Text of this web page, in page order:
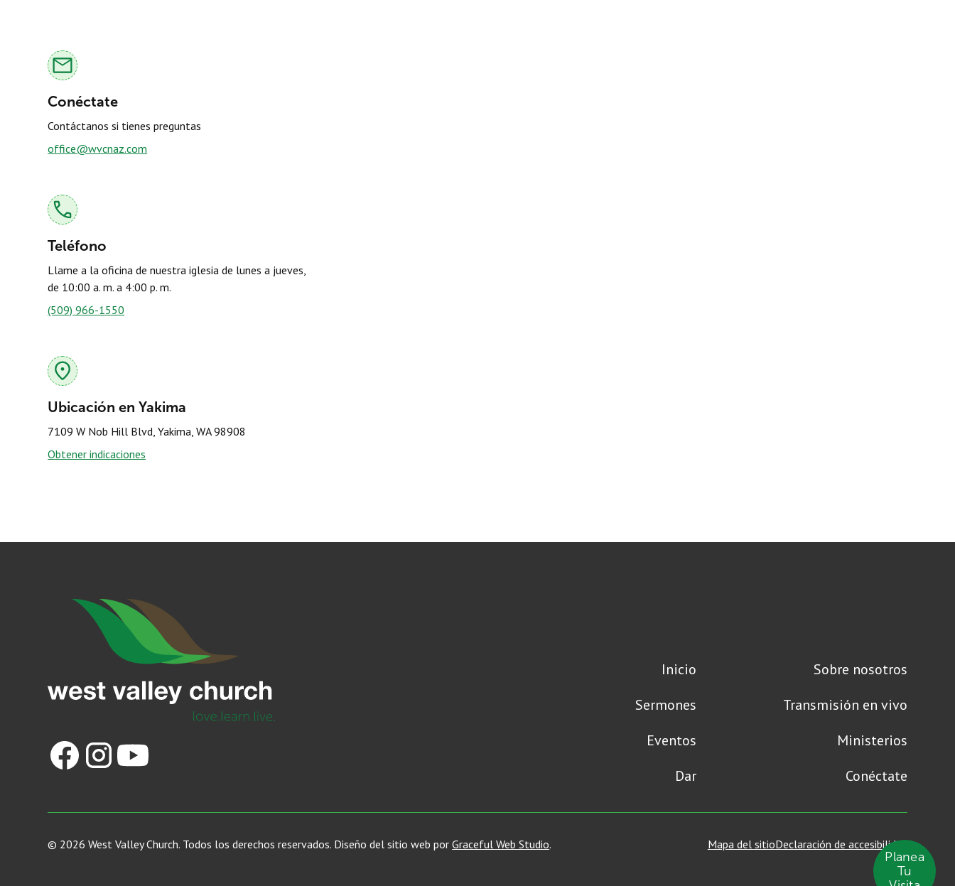
Planea
Tu
Conéctate
Contáctanos si tienes preguntas
office@wvcnaz.com
Teléfono
Llame a la oficina de nuestra iglesia de lunes a jueves,
de 10:00 a. m. a 4:00 p. m.
(509) 966-1550
Ubicación en Yakima
7109 W Nob Hill Blvd, Yakima, WA 98908
Obtener indicaciones
Inicio
Sobre nosotros
Sermones
Transmisión en vivo
Eventos
Ministerios
Dar
Conéctate
© 2026 West Valley Church. Todos los derechos reservados. Diseño del sitio web porGraceful Web Studio. Mapa del sitioDeclaración de accesibilidad